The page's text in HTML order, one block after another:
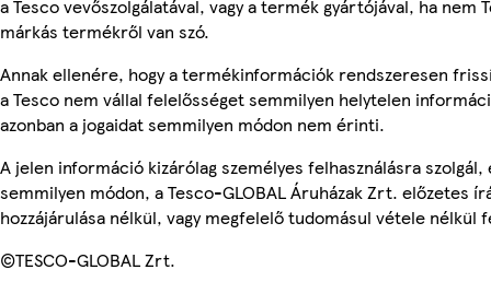
a Tesco vevőszolgálatával, vagy a termék gyártójával, ha nem
márkás termékről van szó.
Annak ellenére, hogy a termékinformációk rendszeresen
a Tesco nem vállal felelősséget semmilyen helytelen
azonban a jogaidat semmilyen módon nem érinti.
A jelen információ kizárólag személyes felhasználásra
semmilyen módon, a Tesco-GLOBAL Áruházak Zrt. előzetes
hozzájárulása nélkül, vagy megfelelő tudomásul vétele nélkül
©TESCO-GLOBAL Zrt.